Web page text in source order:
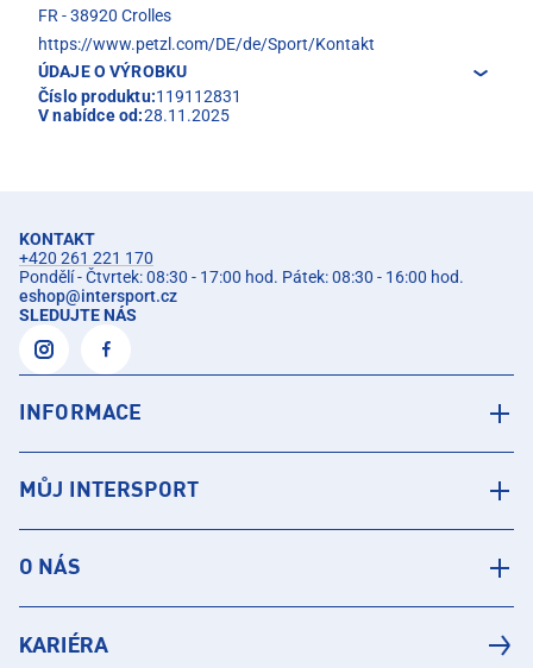
FR - 38920 Crolles
https://www.petzl.com/DE/de/Sport/Kontakt
ÚDAJE O VÝROBKU
Číslo produktu:119112831
V nabídce od:28.11.2025
KONTAKT
+420 261 221 170
Pondělí - Čtvrtek: 08:30 - 17:00 hod. Pátek: 08:30 - 16:00 hod.
eshop@intersport.cz
SLEDUJTE NÁS
INFORMACE
MŮJ INTERSPORT
O NÁS
KARIÉRA